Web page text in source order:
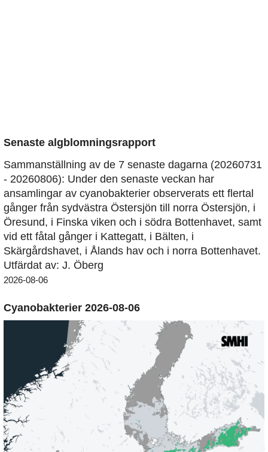
Senaste algblomningsrapport
Sammanställning av de 7 senaste dagarna (20260731
- 20260806): Under den senaste veckan har
ansamlingar av cyanobakterier observerats ett flertal
gånger från sydvästra Östersjön till norra Östersjön, i
Öresund, i Finska viken och i södra Bottenhavet, samt
vid ett fåtal gånger i Kattegatt, i Bälten, i
Skärgårdshavet, i Ålands hav och i norra Bottenhavet.
Utfärdat av: J. Öberg
2026-08-06
Cyanobakterier 2026-08-06